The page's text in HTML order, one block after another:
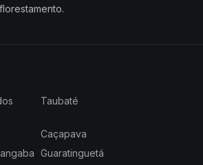
Taubaté
Caçapava
Guaratinguetá